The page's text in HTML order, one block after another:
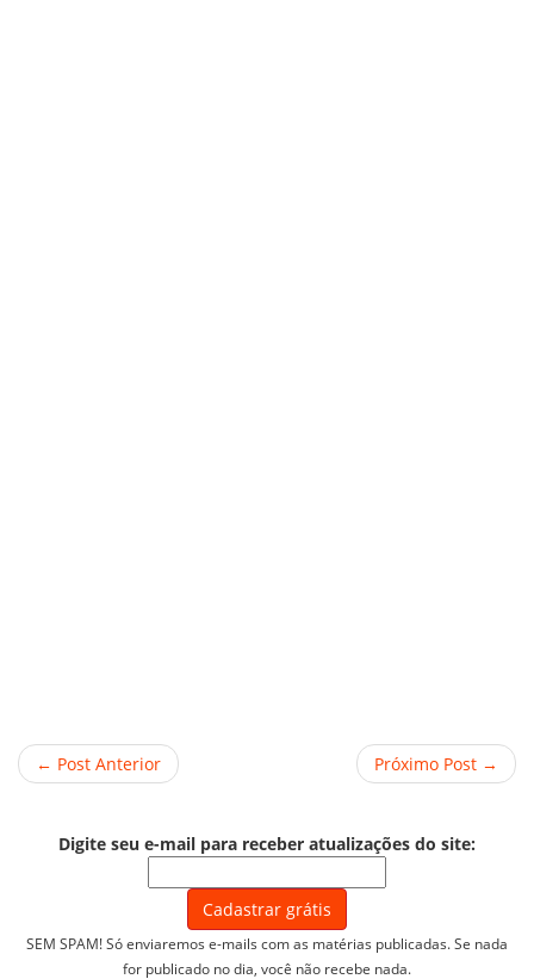
← Post Anterior Próximo Post →
Digite seu e-mail para receber atualizações do site:
SEM SPAM! Só enviaremos e-mails com as matérias publicadas. Se nada
for publicado no dia, você não recebe nada.